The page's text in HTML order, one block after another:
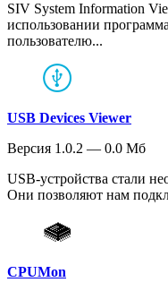
SIV System Information
использовании
пользователю...
USB Devices Viewer
Версия 1.0.2 — 0.0 Мб
USB-устройства стали
Они позволяют нам
CPUMon